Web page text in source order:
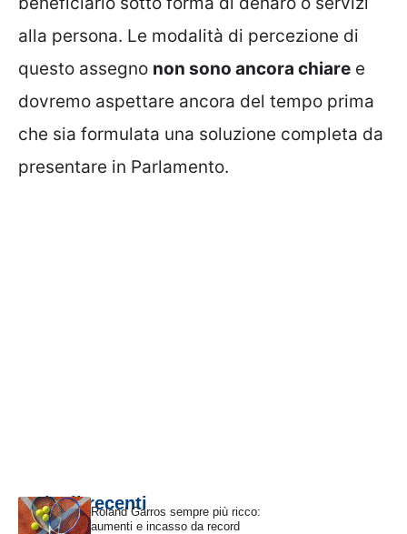
alla persona. Le modalità di percezione di
questo assegno non sono ancora chiare e
dovremo aspettare ancora del tempo prima
che sia formulata una soluzione completa da
presentare in Parlamento.
Articoli recentiRoland Garros sempre più ricco:
aumenti e incasso da record